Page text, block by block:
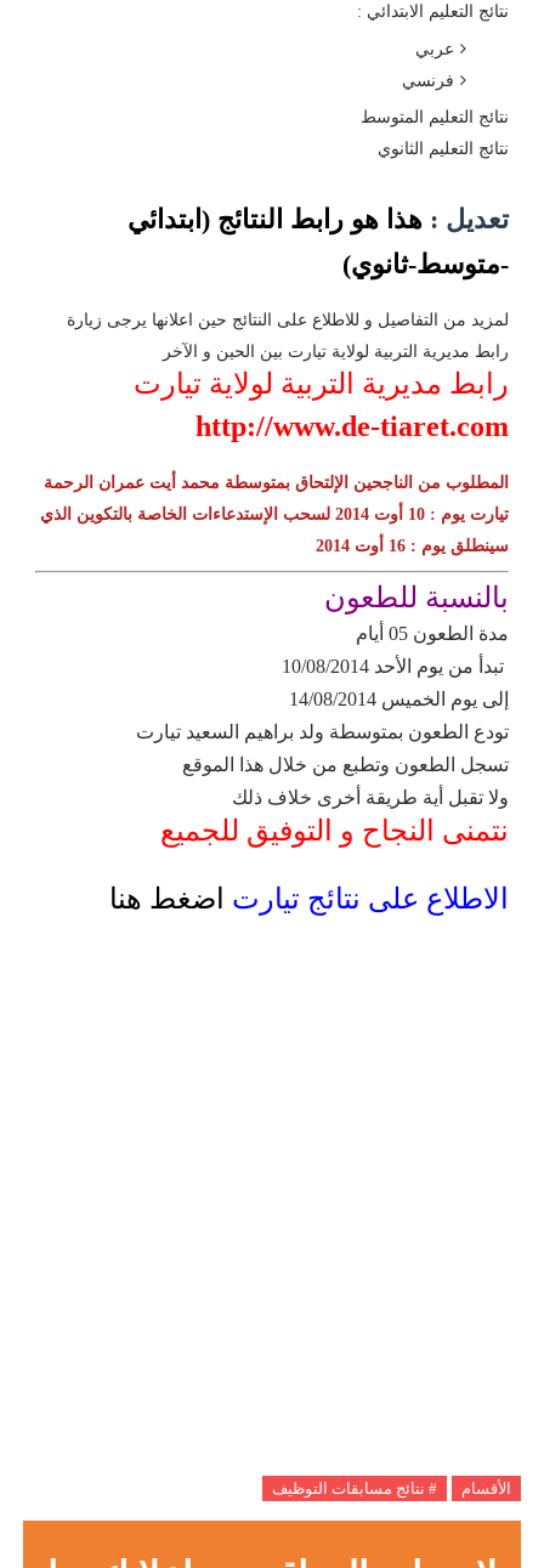
نتائج التعليم الابتدائي :
عربي
فرنسي
نتائج التعليم المتوسط
نتائج التعليم الثانوي
تعديل : هذا هو رابط النتائج (ابتدائي
-متوسط-ثانوي)
لمزيد من التفاصيل و للاطلاع على النتائج حين اعلانها يرجى زيارة
رابط مديرية التربية لولاية تيارت بين الحين و الآخر
رابط مديرية التربية لولاية تيارت
http://www.de-tiaret.com
المطلوب من الناجحين الإلتحاق بمتوسطة محمد أيت عمران الرحمة
تيارت يوم : 10 أوت 2014 لسحب الإستدعاءات الخاصة بالتكوين
الذي
سينطلق يوم : 16 أوت 2014
بالنسبة للطعون
مدة الطعون 05 أيام
تبدأ من يوم الأحد 10/08/2014
إلى يوم الخميس 14/08/2014
تودع الطعون بمتوسطة ولد براهيم السعيد تيارت
تسجل الطعون وتطبع من خلال هذا الموقع
ولا تقبل أية طريقة أخرى خلاف ذلك
نتمنى النجاح و التوفيق للجميع
الاطلاع على نتائج تيارت اضغط هنا
الأقسام # نتائج مسابقات التوظيف